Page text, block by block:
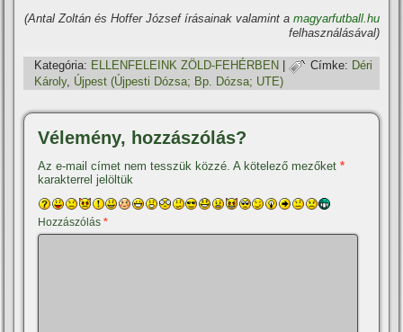
(Antal Zoltán és Hoffer József í­rásainak valamint a magyarfutball.hu
felhasználásával)
Kategória: ELLENFELEINK ZÖLD-FEHÉRBEN | Címke: Déri
Károly, Újpest (Újpesti Dózsa; Bp. Dózsa; UTE)
Vélemény, hozzászólás?
Az e-mail címet nem tesszük közzé. A kötelező mezőket*
karakterrel jelöltük
Hozzászólás*